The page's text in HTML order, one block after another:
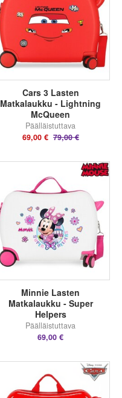
Cars 3 Lasten
Matkalaukku - Lightning
McQueen
Päälläistuttava
69,00 € 79,00 €
Minnie Lasten
Matkalaukku - Super
Helpers
Päälläistuttava
69,00 €